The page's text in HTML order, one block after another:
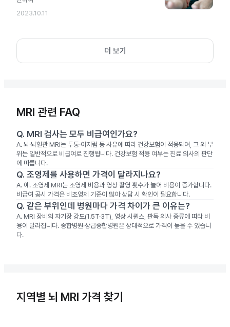
2023.10.11
더 보기
MRI 관련 FAQ
Q. MRI 검사는 모두 비급여인가요?
A. 뇌·뇌혈관 MRI는 두통·어지럼 등 사유에 따라 건강보험이 적용되며, 그 외 부
위는 일반적으로 비급여로 진행됩니다. 건강보험 적용 여부는 진료 의사의 판단
에 따릅니다.
Q. 조영제를 사용하면 가격이 달라지나요?
A. 예. 조영제 MRI는 조영제 비용과 영상 촬영 횟수가 늘어 비용이 증가합니다.
비급여 공시 가격은 비조영제 기준이 많아 상담 시 확인이 필요합니다.
Q. 같은 부위인데 병원마다 가격 차이가 큰 이유는?
A. MRI 장비의 자기장 강도(1.5T·3T), 영상 시퀀스, 판독 의사 종류에 따라 비
용이 달라집니다. 종합병원·상급종합병원은 상대적으로 가격이 높을 수 있습니
다.
지역별 뇌 MRI 가격 찾기